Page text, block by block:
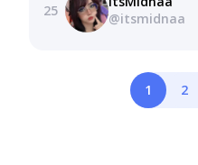
25
@itsmidnaa
1 2